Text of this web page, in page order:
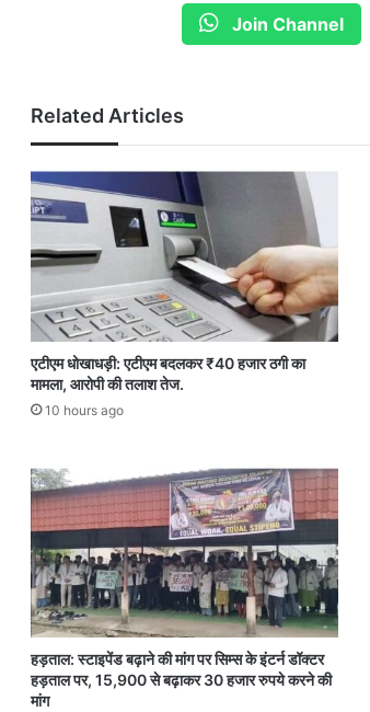
Join Channel
Related Articles
एटीएम धोखाधड़ी: एटीएम बदलकर ₹40 हजार ठगी का
मामला, आरोपी की तलाश तेज.
10 hours ago
हड़ताल: स्टाइपेंड बढ़ाने की मांग पर सिम्स के इंटर्न डॉक्टर
हड़ताल पर, 15,900 से बढ़ाकर 30 हजार रुपये करने की
मांग